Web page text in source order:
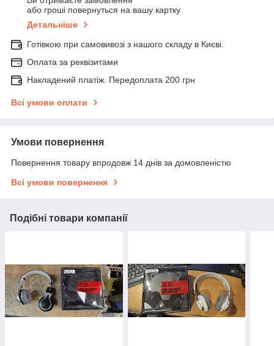
або гроші повернуться на вашу картку
Детальніше
Готівкою при самовивозі з нашого складу в Києві.
Оплата за реквізитами
Накладений платіж. Передоплата 200 грн
Всі умови оплати
Умови повернення
Повернення товару впродовж 14 днів за домовленістю
Всі умови повернення
Подібні товари компанії